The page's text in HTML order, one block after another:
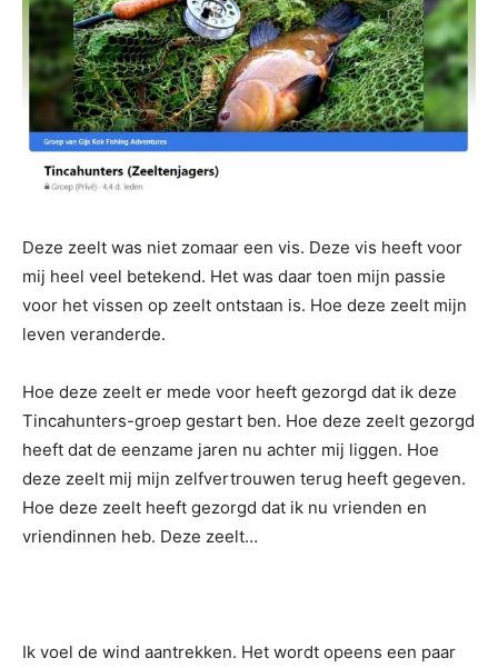
Deze zeelt was niet zomaar een vis. Deze vis heeft voor
mij heel veel betekend. Het was daar toen mijn passie
voor het vissen op zeelt ontstaan is. Hoe deze zeelt mijn
leven veranderde.
Hoe deze zeelt er mede voor heeft gezorgd dat ik deze
Tincahunters-groep gestart ben. Hoe deze zeelt gezorgd
heeft dat de eenzame jaren nu achter mij liggen. Hoe
deze zeelt mij mijn zelfvertrouwen terug heeft gegeven.
Hoe deze zeelt heeft gezorgd dat ik nu vrienden en
vriendinnen heb. Deze zeelt…
Ik voel de wind aantrekken. Het wordt opeens een paar